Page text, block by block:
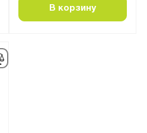
В корзину